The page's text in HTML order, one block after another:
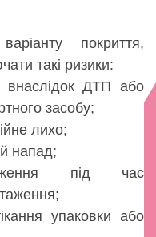
покриття,
такі ризики:
внаслідок ДТП або
засобу;
лихо;
напад;
під час
упаковки або